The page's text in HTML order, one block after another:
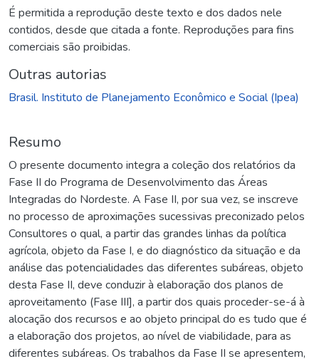
É permitida a reprodução deste texto e dos dados nele
contidos, desde que citada a fonte. Reproduções para fins
comerciais são proibidas.
Outras autorias
Brasil. Instituto de Planejamento Econômico e Social (Ipea)
Resumo
O presente documento integra a coleção dos relatórios da
Fase II do Programa de Desenvolvimento das Áreas
Integradas do Nordeste. A Fase II, por sua vez, se inscreve
no processo de aproximações sucessivas preconizado pelos
Consultores o qual, a partir das grandes linhas da política
agrícola, objeto da Fase I, e do diagnóstico da situação e da
análise das potencialidades das diferentes subáreas, objeto
desta Fase II, deve conduzir à elaboração dos planos de
aproveitamento (Fase III], a partir dos quais proceder-se-á à
alocação dos recursos e ao objeto principal do es tudo que é
a elaboração dos projetos, ao nível de viabilidade, para as
diferentes subáreas. Os trabalhos da Fase II se apresentem,